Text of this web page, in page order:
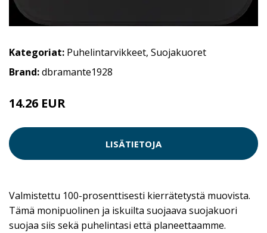
Kategoriat: Puhelintarvikkeet, Suojakuoret
Brand:dbramante1928
14.26 EUR
LISÄTIETOJA
Valmistettu 100-prosenttisesti kierrätetystä muovista.
Tämä monipuolinen ja iskuilta suojaava suojakuori
suojaa siis sekä puhelintasi että planeettaamme.